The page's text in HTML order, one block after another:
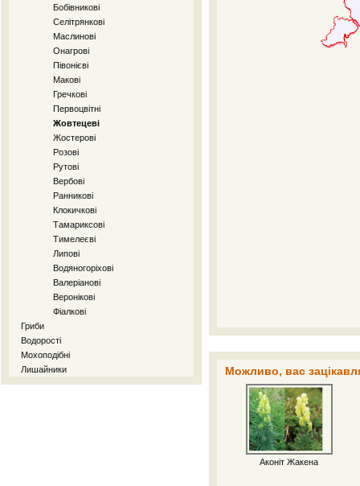
Бобівникові
Селітрянкові
Маслинові
Онагрові
Півонієві
Макові
Гречкові
Первоцвітні
Жовтецеві
Жостерові
Розові
Рутові
Вербові
Ранникові
Клокичкові
Тамариксові
Тимелеєві
Липові
Водяногоріхові
Валеріанові
Веронікові
Фіалкові
Гриби
Водорості
Мохоподібні
Лишайники
Можливо, вас
Аконіт Жакена